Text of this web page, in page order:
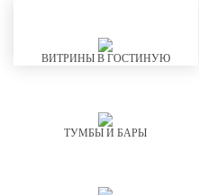
ВИТРИНЫ В ГОСТИНУЮ
ТУМБЫ И БАРЫ